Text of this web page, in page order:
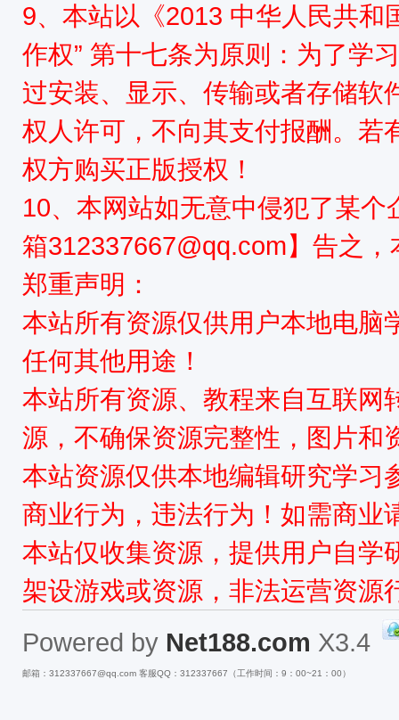
9、本站以《2013 中华人民共和
作权” 第十七条为原则：为了学
过安装、显示、传输或者存储软
权人许可，不向其支付报酬。若
权方购买正版授权！
10、本网站如无意中侵犯了某
箱312337667@qq.com】告之
郑重声明：
本站所有资源仅供用户本地电脑
任何其他用途！
本站所有资源、教程来自互联网
源，不确保资源完整性，图片和
本站资源仅供本地编辑研究学习
商业行为，违法行为！如需商业
本站仅收集资源，提供用户自学
架设游戏或资源，非法运营资源
Powered by Net188.com X3.4
邮箱：312337667@qq.com 客服QQ：312337667（工作时间：9：00~21：00）